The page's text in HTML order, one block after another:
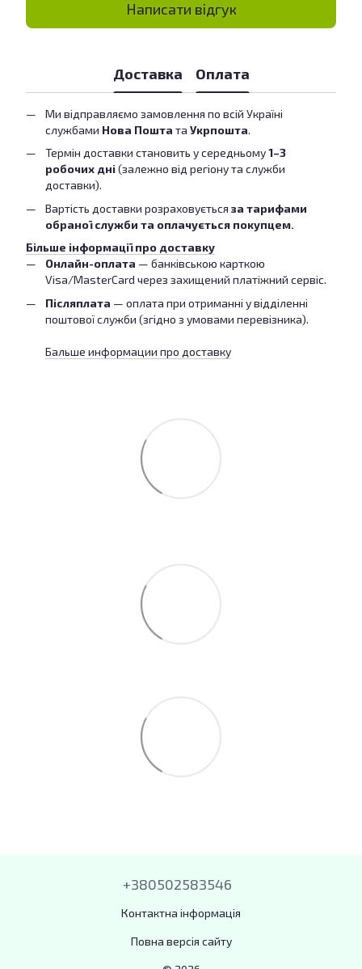
Написати відгук
Доставка Оплата
Ми відправляємо замовлення по всій Україні
службами Нова Пошта та Укрпошта.
Термін доставки становить у середньому1–3
робочих дні(залежно від регіону та служби
доставки).
Вартість доставки розраховується за тарифами
обраної служби та оплачується покупцем.
Більше інформації про доставку
Онлайн-оплата — банківською карткою
Visa/MasterCard через захищений платіжний сервіс.
Післяплата — оплата при отриманні у відділенні
поштової служби (згідно з умовами перевізника).
Бальше информации про доставку
+380502583546
Контактна інформація
Повна версія сайту